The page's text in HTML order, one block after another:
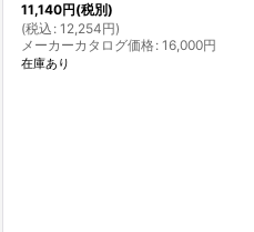
11,140円(税別)
(税込 : 12,254円)
メーカーカタログ価格: 16,000円
在庫あり